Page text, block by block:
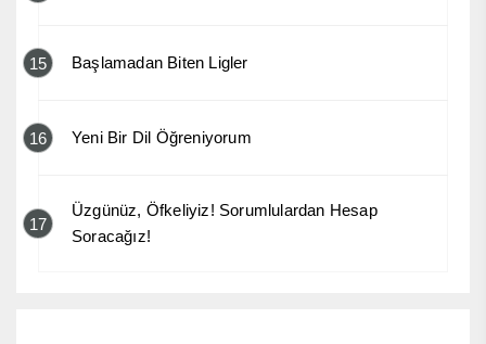
15 Başlamadan Biten Ligler
16 Yeni Bir Dil Öğreniyorum
17
Üzgünüz, Öfkeliyiz! Sorumlulardan Hesap
Soracağız!